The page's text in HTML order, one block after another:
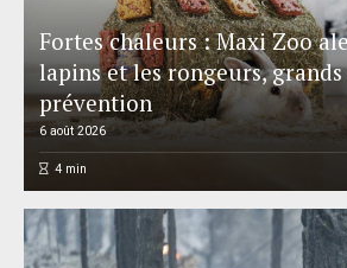
Fortes chaleurs : Maxi Zoo
lapins et les rongeurs,
prévention
6 août 2026
4min